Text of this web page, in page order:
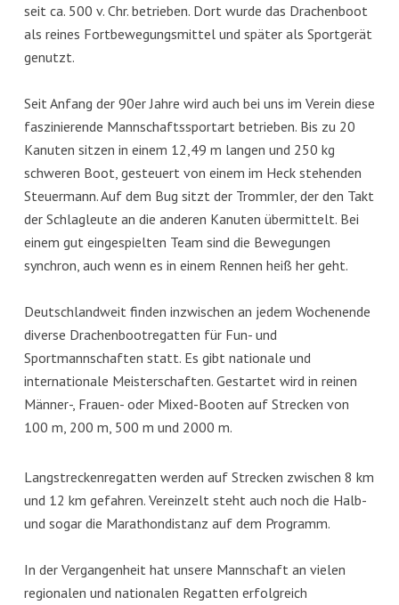
seit ca. 500 v. Chr. betrieben. Dort wurde das Drachenboot
als reines Fortbewegungsmittel und später als Sportgerät
genutzt.
Seit Anfang der 90er Jahre wird auch bei uns im Verein diese
faszinierende Mannschaftssportart betrieben. Bis zu 20
Kanuten sitzen in einem 12,49 m langen und 250 kg
schweren Boot, gesteuert von einem im Heck stehenden
Steuermann. Auf dem Bug sitzt der Trommler, der den Takt
der Schlagleute an die anderen Kanuten übermittelt. Bei
einem gut eingespielten Team sind die Bewegungen
synchron, auch wenn es in einem Rennen heiß her geht.
Deutschlandweit finden inzwischen an jedem Wochenende
diverse Drachenbootregatten für Fun- und
Sportmannschaften statt. Es gibt nationale und
internationale Meisterschaften. Gestartet wird in reinen
Männer-, Frauen- oder Mixed-Booten auf Strecken von
100 m, 200 m, 500 m und 2000 m.
Langstreckenregatten werden auf Strecken zwischen 8 km
und 12 km gefahren. Vereinzelt steht auch noch die Halb-
und sogar die Marathondistanz auf dem Programm.
In der Vergangenheit hat unsere Mannschaft an vielen
regionalen und nationalen Regatten erfolgreich